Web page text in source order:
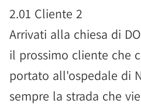
2.01 Cliente 2
Arrivati alla chiesa di
il prossimo cliente che
portato all'ospedale di
sempre la strada che